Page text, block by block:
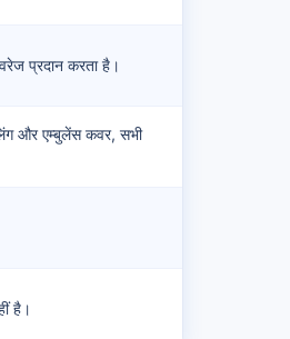
प्रदान करता है।
और एम्बुलेंस कवर, सभी
है।